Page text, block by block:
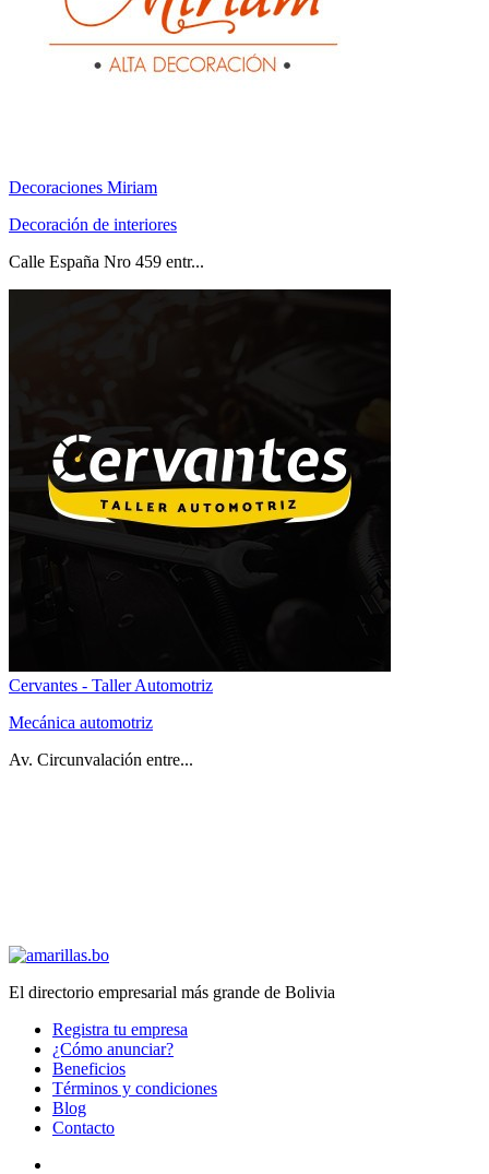
Decoraciones Miriam
Decoración de interiores
Calle España Nro 459 entr...
Cervantes - Taller Automotriz
Mecánica automotriz
Av. Circunvalación entre...
El directorio empresarial más grande de Bolivia
Registra tu empresa
¿Cómo anunciar?
Beneficios
Términos y condiciones
Blog
Contacto